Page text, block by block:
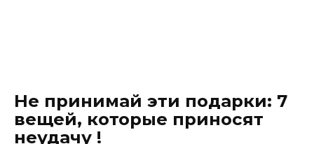
Не принимай эти подарки: 7
вещей, которые приносят
неудачу !